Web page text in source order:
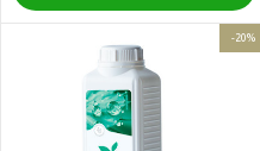
-20%